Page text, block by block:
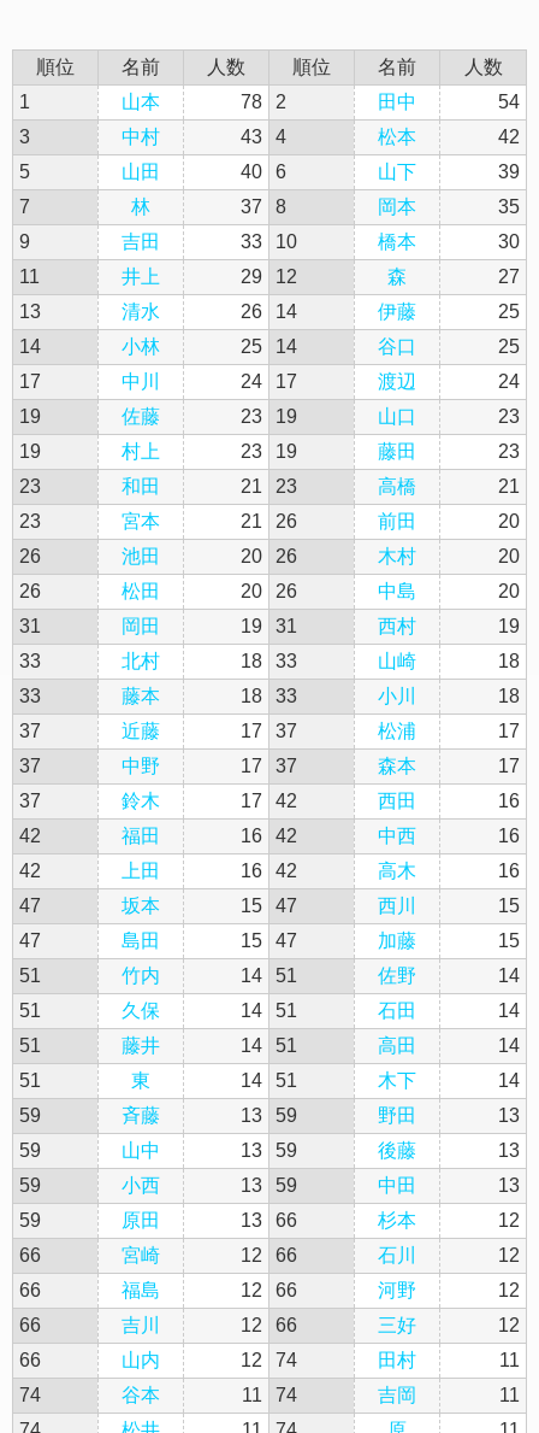
順位 名前 人数 順位 名前
人数
1
山本 78 2 田中
54
3
中村 43 4 松本
42
5
山田 40 6 山下
39
7
林 37 8 岡本
35
9
吉田 33 10 橋本
30
11
井上 29 12 森
27
13
清水 26 14 伊藤
25
14
小林 25 14 谷口
25
17
中川 24 17 渡辺
24
19
佐藤 23 19 山口
23
19
村上 23 19 藤田
23
23
和田 21 23 高橋
21
23
宮本 21 26 前田
20
26
池田 20 26 木村
20
26
松田 20 26 中島
20
31
岡田 19 31 西村
19
33
北村 18 33 山崎
18
33
藤本 18 33 小川
18
37
近藤 17 37 松浦
17
37
中野 17 37 森本
17
37
鈴木 17 42 西田
16
42
福田 16 42 中西
16
42
上田 16 42 高木
16
47
坂本 15 47 西川
15
47
島田 15 47 加藤
15
51
竹内 14 51 佐野
14
51
久保 14 51 石田
14
51
藤井 14 51 高田
14
51
東 14 51 木下
14
59
斉藤 13 59 野田
13
59
山中 13 59 後藤
13
59
小西 13 59 中田
13
59
原田 13 66 杉本
12
66
宮崎 12 66 石川
12
66
福島 12 66 河野
12
66
吉川 12 66 三好
12
66
山内 12 74 田村
11
74
谷本 11 74 吉岡
11